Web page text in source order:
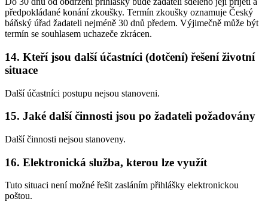
předpokládané konání zkoušky. Termín zkoušky oznamuje Český
báňský úřad žadateli nejméně 30 dnů předem. Výjimečně může být
termín se souhlasem uchazeče zkrácen.
14. Kteří jsou další účastníci (dotčení) řešení životní
situace
Další účastníci postupu nejsou stanoveni.
15. Jaké další činnosti jsou po žadateli požadovány
Další činnosti nejsou stanoveny.
16. Elektronická služba, kterou lze využít
Tuto situaci není možné řešit zasláním přihlášky elektronickou
poštou.